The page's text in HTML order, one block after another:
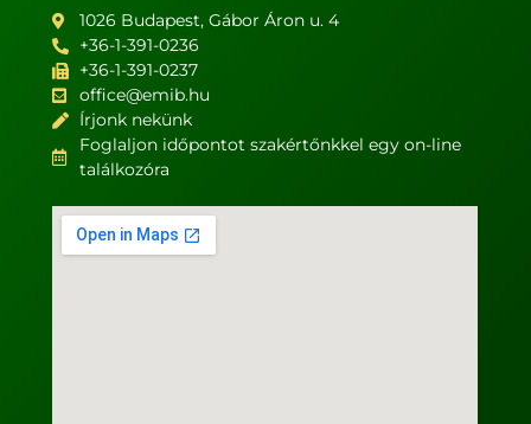
1026 Budapest, Gábor Áron u. 4
+36-1-391-0236
+36-1-391-0237
office@emib.hu
Írjonk nekünk
Foglaljon időpontot szakértőnkkel egy on-line
találkozóra